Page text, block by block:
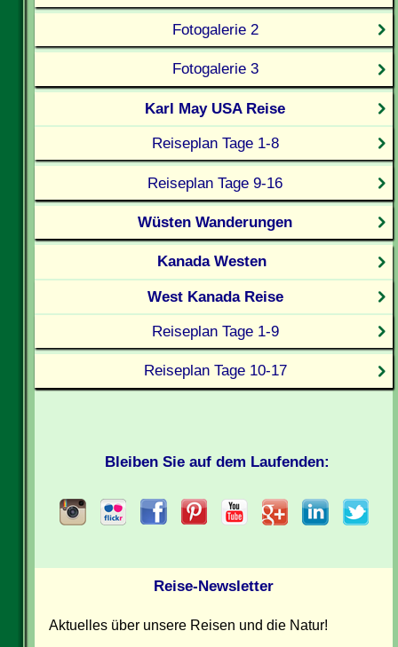
Fotogalerie 2
Fotogalerie 3
Karl May USA Reise
Reiseplan Tage 1-8
Reiseplan Tage 9-16
Wüsten Wanderungen
Kanada Westen
West Kanada Reise
Reiseplan Tage 1-9
Reiseplan Tage 10-17
Bleiben Sie auf dem Laufenden:
Reise-Newsletter
Aktuelles über unsere Reisen und die Natur!